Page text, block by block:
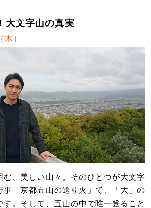
大文字山の真実
）
む、美しい山々。そのひとつが大文字
事「京都五山の送り火」で、「大」の
す。そして、五山の中で唯一登ること